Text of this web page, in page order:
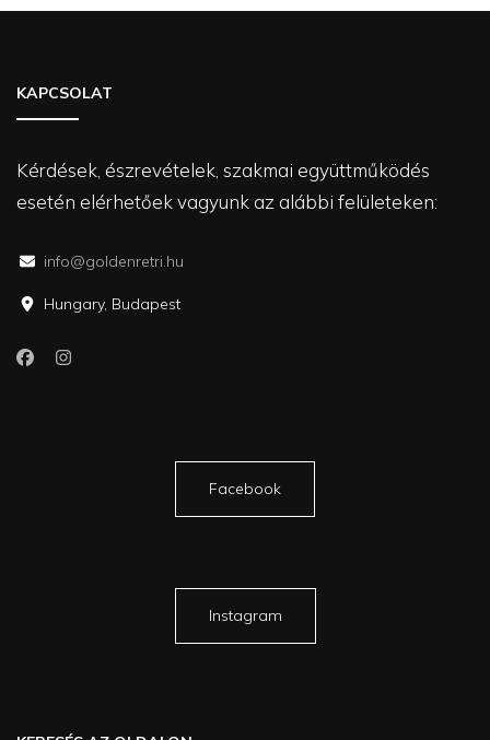
KAPCSOLAT
Kérdések, észrevételek, szakmai együttműködés
esetén elérhetőek vagyunk az alábbi felületeken:
info@goldenretri.hu
Hungary, Budapest
Facebook
Instagram